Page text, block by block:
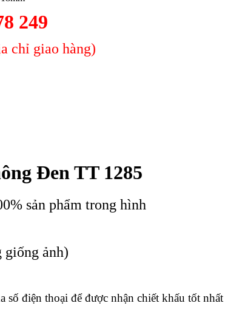
249
chỉ giao hàng)
Đen TT 1285
sản phẩm trong hình
giống ảnh)
điện thoại để được nhận chiết khấu tốt nhất